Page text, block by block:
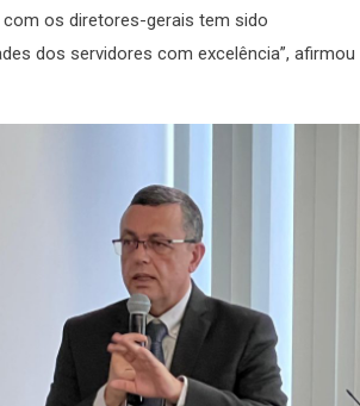
com os diretores-gerais tem sido
dos servidores com excelência”, afirmou